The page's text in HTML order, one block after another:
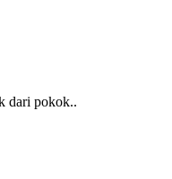
dari pokok..